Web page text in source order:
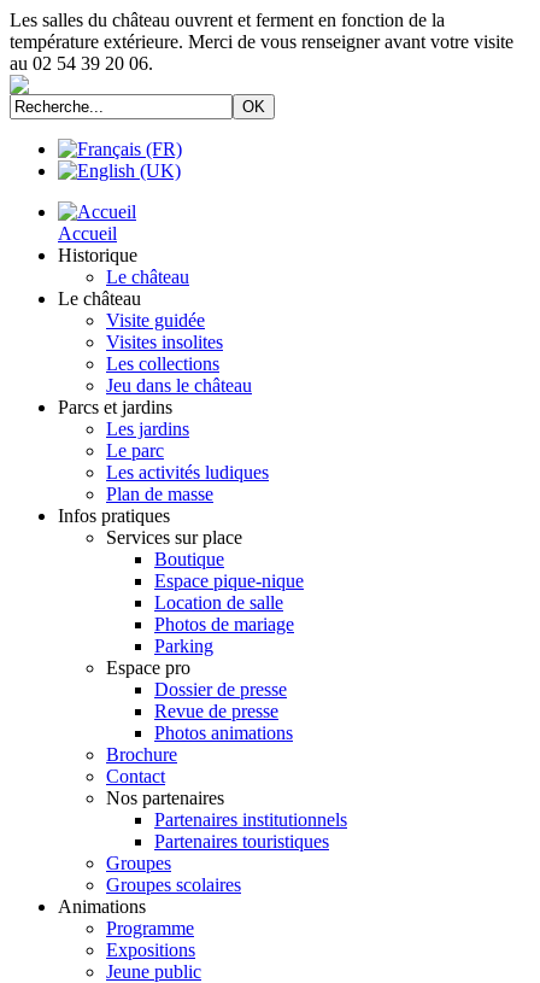
Les salles du château ouvrent et ferment en fonction de la
température extérieure. Merci de vous renseigner avant votre visite
au 02 54 39 20 06.
Accueil
Historique
Le château
Le château
Visite guidée
Visites insolites
Les collections
Jeu dans le château
Parcs et jardins
Les jardins
Le parc
Les activités ludiques
Plan de masse
Infos pratiques
Services sur place
Boutique
Espace pique-nique
Location de salle
Photos de mariage
Parking
Espace pro
Dossier de presse
Revue de presse
Photos animations
Brochure
Contact
Nos partenaires
Partenaires institutionnels
Partenaires touristiques
Groupes
Groupes scolaires
Animations
Programme
Expositions
Jeune public